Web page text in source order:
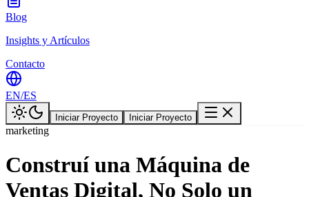
Blog
Insights y Artículos
Contacto
EN/ES
Iniciar Proyecto Iniciar Proyecto
marketing
Construí una Máquina de
Ventas Digital, No Solo un